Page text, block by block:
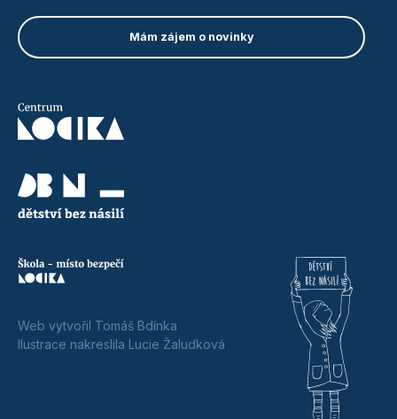
Web vytvořil Tomáš Bdínka
Ilustrace nakreslila Lucie Žaludková